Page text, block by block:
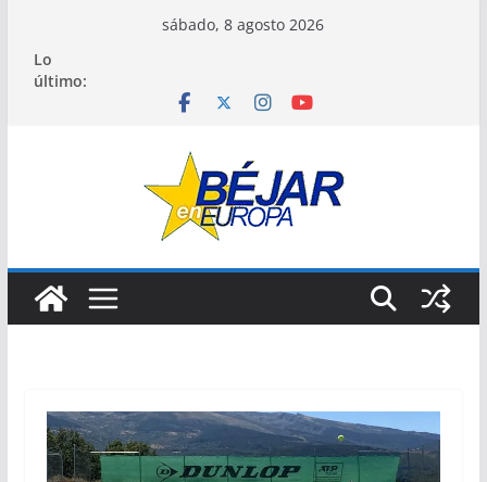
contenido
sábado, 8 agosto 2026
Lo
último: